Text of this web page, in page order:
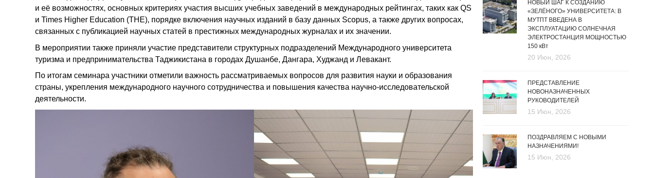
и её возможностях, основных критериях участия высших учебных заведений в международных рейтингах, таких как QS
и Times Higher Education (THE), порядке включения научных изданий в базу данных Scopus, а также других вопросах,
связанных с публикацией научных статей в престижных международных журналах и их значении.
В мероприятии также приняли участие представители структурных подразделений Международного университета
туризма и предпринимательства Таджикистана в городах Душанбе, Дангара, Худжанд и Левакант.
По итогам семинара участники отметили важность рассматриваемых вопросов для развития науки и образования
страны, укрепления международного научного сотрудничества и повышения качества научно-исследовательской
деятельности.
НОВЫЙ ШАГ К СОЗДАНИЮ
«ЗЕЛЁНОГО» УНИВЕРСИТЕТА: В
МУТПТ ВВЕДЕНА В
ЭКСПЛУАТАЦИЮ СОЛНЕЧНАЯ
ЭЛЕКТРОСТАНЦИЯ МОЩНОСТЬЮ
150 кВт
20 Июн, 2026
ПРЕДСТАВЛЕНИЕ
НОВОНАЗНАЧЕННЫХ
РУКОВОДИТЕЛЕЙ
15 Июн, 2026
ПОЗДРАВЛЯЕМ С НОВЫМИ
НАЗНАЧЕНИЯМИ!
15 Июн, 2026